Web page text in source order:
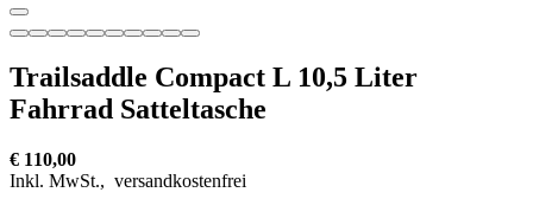
Trailsaddle Compact L 10,5 Liter
Fahrrad Satteltasche
€ 110,00
Inkl. MwSt., versandkostenfrei